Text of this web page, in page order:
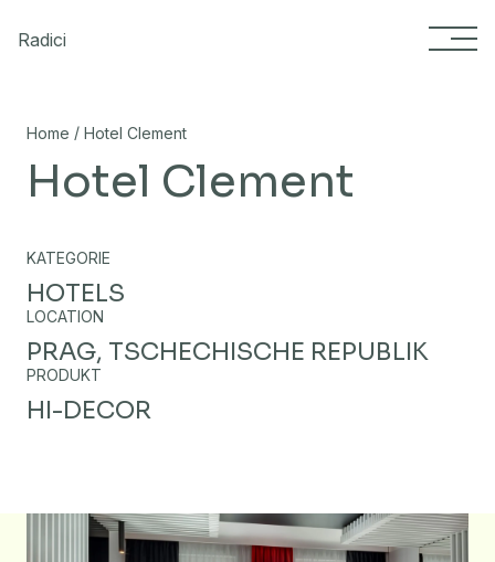
Radici
Home / Hotel Clement
Hotel Clement
KATEGORIE
HOTELS
LOCATION
PRAG, TSCHECHISCHE REPUBLIK
PRODUKT
HI-DECOR